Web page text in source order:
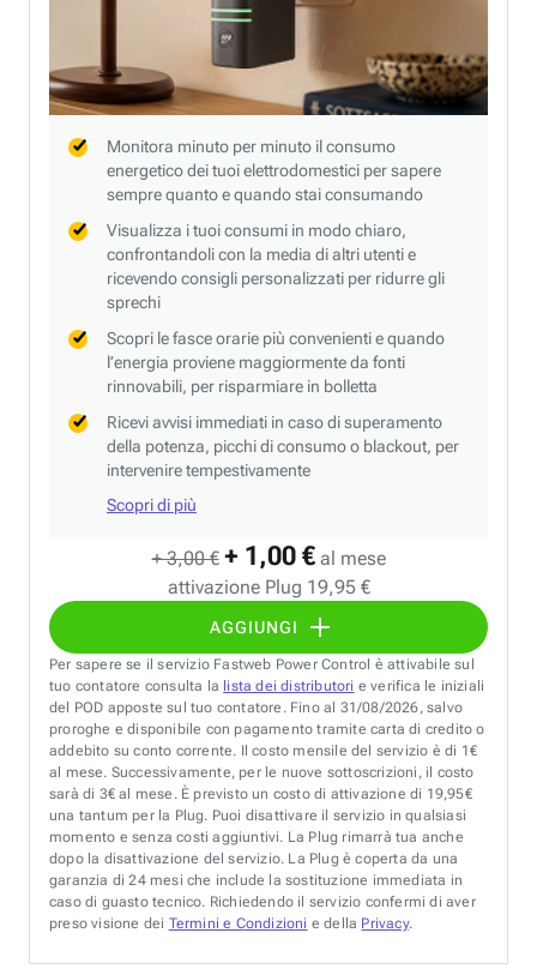
+ 3,00 € + 1,00 € al mese
attivazione Plug 19,95 €
AGGIUNGI
Monitora minuto per minuto il consumo
energetico dei tuoi elettrodomestici per sapere
sempre quanto e quando stai consumando
Visualizza i tuoi consumi in modo chiaro,
confrontandoli con la media di altri utenti e
ricevendo consigli personalizzati per ridurre gli
sprechi
Scopri le fasce orarie più convenienti e quando
l’energia proviene maggiormente da fonti
rinnovabili, per risparmiare in bolletta
Ricevi avvisi immediati in caso di superamento
della potenza, picchi di consumo o blackout, per
intervenire tempestivamente
Scopri di più
Per sapere se il servizio Fastweb Power Control è attivabile sul
tuo contatore consulta la lista dei distributori e verifica le iniziali
del POD apposte sul tuo contatore. Fino al 31/08/2026, salvo
proroghe e disponibile con pagamento tramite carta di credito o
addebito su conto corrente. Il costo mensile del servizio è di 1€
al mese. Successivamente, per le nuove sottoscrizioni, il costo
sarà di 3€ al mese. È previsto un costo di attivazione di 19,95€
una tantum per la Plug. Puoi disattivare il servizio in qualsiasi
momento e senza costi aggiuntivi. La Plug rimarrà tua anche
dopo la disattivazione del servizio. La Plug è coperta da una
garanzia di 24 mesi che include la sostituzione immediata in
caso di guasto tecnico. Richiedendo il servizio confermi di aver
preso visione dei Termini e Condizioni e della Privacy.